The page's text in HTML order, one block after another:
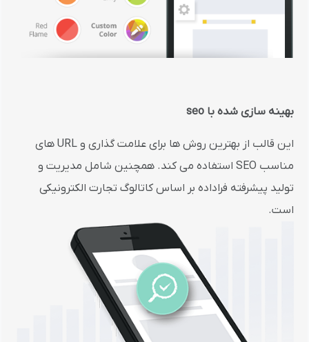
بهینه سازی شده با seo
این قالب از بهترین روش ها برای علامت گذاری و URL های
مناسب SEO استفاده می کند. همچنین شامل مدیریت و
تولید پیشرفته فراداده بر اساس کاتالوگ تجارت الکترونیکی
است.